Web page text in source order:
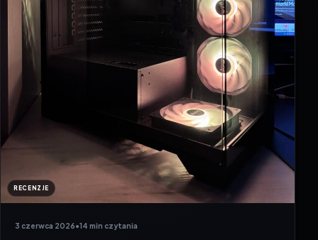
RECENZJE
3 czerwca 2026•14 min czytania